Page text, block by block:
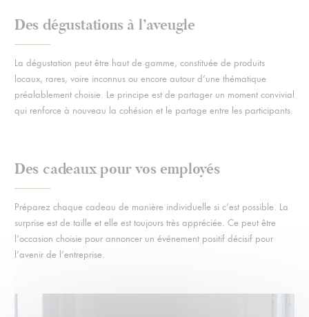
Des dégustations à l’aveugle
La dégustation peut être haut de gamme, constituée de produits
locaux, rares, voire inconnus ou encore autour d’une thématique
préalablement choisie. Le principe est de partager un moment convivial
qui renforce à nouveau la cohésion et le partage entre les participants.
Des cadeaux pour vos employés
Préparez chaque cadeau de manière individuelle si c’est possible. La
surprise est de taille et elle est toujours très appréciée. Ce peut être
l’occasion choisie pour annoncer un événement positif décisif pour
l’avenir de l’entreprise.